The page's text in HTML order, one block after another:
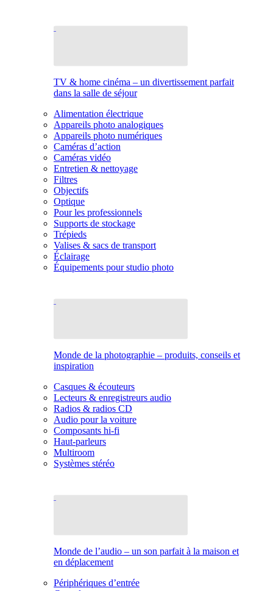
TV & home cinéma – un divertissement parfait
dans la salle de séjour
Alimentation électrique
Appareils photo analogiques
Appareils photo numériques
Caméras d’action
Caméras vidéo
Entretien & nettoyage
Filtres
Objectifs
Optique
Pour les professionnels
Supports de stockage
Trépieds
Valises & sacs de transport
Éclairage
Équipements pour studio photo
Monde de la photographie – produits, conseils et
inspiration
Casques & écouteurs
Lecteurs & enregistreurs audio
Radios & radios CD
Audio pour la voiture
Composants hi-fi
Haut-parleurs
Multiroom
Systèmes stéréo
Monde de l’audio – un son parfait à la maison et
en déplacement
Périphériques d’entrée